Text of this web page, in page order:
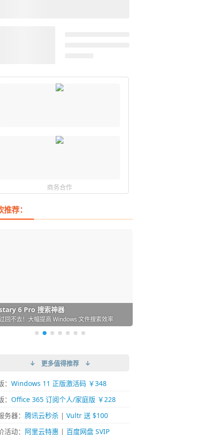
商务合作
荐：
必备的下载神器
的 Windows 平台下载工具
6 Pro 搜索神器
回不去！大幅提高 Windows 文件搜索效率
桌面图标自动整理/美化神器
必备！图标再多桌面也不再凌乱！
Desktop 虚拟机
上流畅运行 Windows (支持 M 芯片)
下载网络视频的神器 (Mac)
下视频，超简单好用！谁用谁知道
- 极简好用的 Markdown 编辑器
写作体验！跨平台支持 Win / Mac
↓ 更多值得推荐 ↓
Windows 11 正版激活码 ￥348
Office 365 订阅个人/家庭版 ￥228
务器： 腾讯云秒杀| Vultr 送 $100
活动： 阿里云特惠 | 百度网盘 SVIP